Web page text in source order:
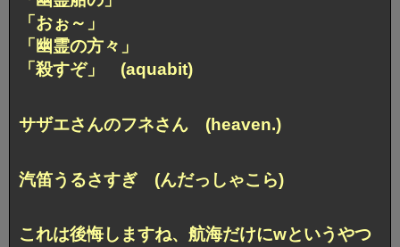
「おぉ～」
「幽霊の方々」
「殺すぞ」 (aquabit)
サザエさんのフネさん (heaven.)
汽笛うるさすぎ (んだっしゃこら)
これは後悔しますね、航海だけにwというやつ